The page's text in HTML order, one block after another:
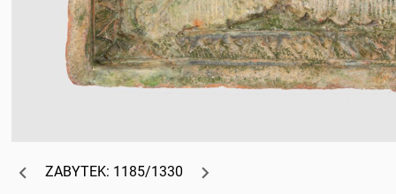
ZABYTEK: 1185/1330